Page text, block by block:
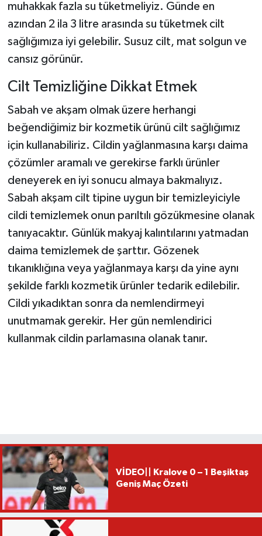
muhakkak fazla su tüketmeliyiz. Günde en
azından 2 ila 3 litre arasında su tüketmek cilt
sağlığımıza iyi gelebilir. Susuz cilt, mat solgun ve
cansız görünür.
Cilt Temizliğine Dikkat Etmek
Sabah ve akşam olmak üzere herhangi
beğendiğimiz bir kozmetik ürünü cilt sağlığımız
için kullanabiliriz. Cildin yağlanmasına karşı daima
çözümler aramalı ve gerekirse farklı ürünler
deneyerek en iyi sonucu almaya bakmalıyız.
Sabah akşam cilt tipine uygun bir temizleyiciyle
cildi temizlemek onun parıltılı gözükmesine olanak
tanıyacaktır. Günlük makyaj kalıntılarını yatmadan
daima temizlemek de şarttır. Gözenek
tıkanıklığına veya yağlanmaya karşı da yine aynı
şekilde farklı kozmetik ürünler tedarik edilebilir.
Cildi yıkadıktan sonra da nemlendirmeyi
unutmamak gerekir. Her gün nemlendirici
kullanmak cildin parlamasına olanak tanır.
VİDEO|| Kralove 0 – 1 Beşiktaş
Geniş Maç Özeti